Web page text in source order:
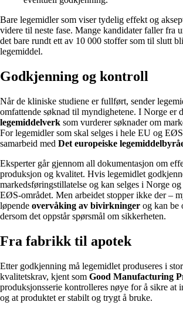
Bare legemidler som viser tydelig effekt og
videre til neste fase. Mange kandidater faller fra
det bare rundt ett av 10 000 stoffer som til slutt
legemiddel.
Godkjenning og kontroll
Når de kliniske studiene er fullført, sender
omfattende søknad til myndighetene. I Norge er
legemiddelverk som vurderer søknader om
For legemidler som skal selges i hele EU og
samarbeid med Det europeiske
Eksperter går gjennom all dokumentasjon om
produksjon og kvalitet. Hvis legemidlet
markedsføringstillatelse og kan selges i Norge
EØS-området. Men arbeidet stopper ikke der –
løpende overvåking av bivirkninger og kan be
dersom det oppstår spørsmål om sikkerheten.
Fra fabrikk til apotek
Etter godkjenning må legemidlet produseres i
kvalitetskrav, kjent som Good Manufacturing
produksjonsserie kontrolleres nøye for å sikre at
og at produktet er stabilt og trygt å bruke.